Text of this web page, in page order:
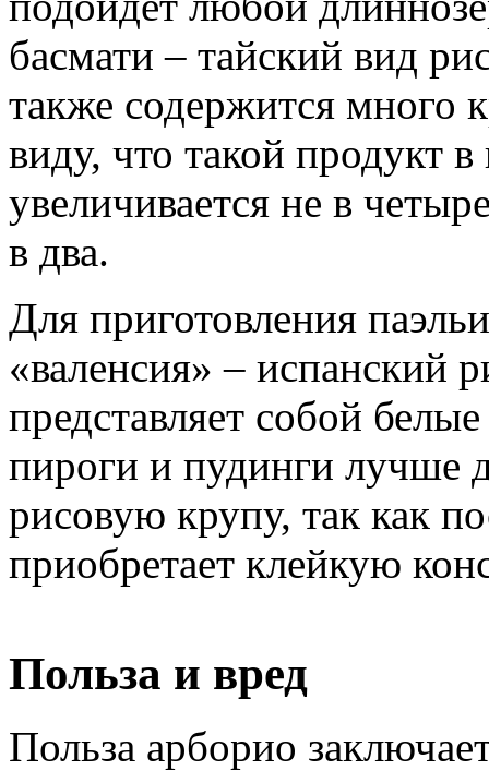
басмати – тайский вид
также содержится много
виду, что такой продукт
увеличивается не в
в два.
Для приготовления
«валенсия» – испанский
представляет собой
пироги и пудинги лучше
рисовую крупу, так как
приобретает клейкую
Польза и вред
Польза арборио